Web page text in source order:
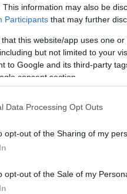
This information may also be
Participants that may further
that this website/app uses one
but not limited to your
to Google and its third-party
consent section.
Data Processing Opt Outs
opt-out of the Sharing of my
opt-out of the Sale of my
βάση: